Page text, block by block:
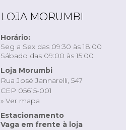
LOJA MORUMBI
Horário:
Seg a Sex das 09:30 às 18:00
Sábado das 09:00 às 15:00
Loja Morumbi
Rua José Jannarelli, 547
CEP 05615-001
» Ver mapa
Estacionamento
Vaga em frente à loja